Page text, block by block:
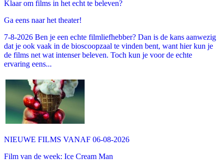
Klaar om films in het echt te beleven?
Ga eens naar het theater!
7-8-2026 Ben je een echte filmliefhebber? Dan is de kans aanwezig
dat je ook vaak in de bioscoopzaal te vinden bent, want hier kun je
de films net wat intenser beleven. Toch kun je voor de echte
ervaring eens...
NIEUWE FILMS VANAF 06-08-2026
Film van de week: Ice Cream Man